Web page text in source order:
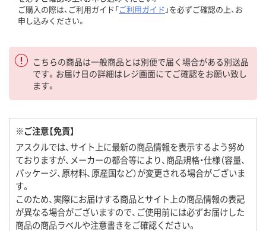
ご購入の際は、ご利用ガイド「ご利用ガイド 」を必ずご確認の上、お
申し込みください。
こちらの商品は一般商品とは別便で届く場合がある別送品
です。お届け日の詳細はレジ画面にてご確認をお願い致し
ます。
※ご注意【免責】
アスクルでは、サイト上に最新の商品情報を表示するよう努め
ておりますが、メーカーの都合等により、商品規格・仕様（容量、
パッケージ、原材料、原産国など）が変更される場合がございま
す。
このため、実際にお届けする商品とサイト上の商品情報の表記
が異なる場合がございますので、ご使用前には必ずお届けした
商品の商品ラベルや注意書きをご確認ください。